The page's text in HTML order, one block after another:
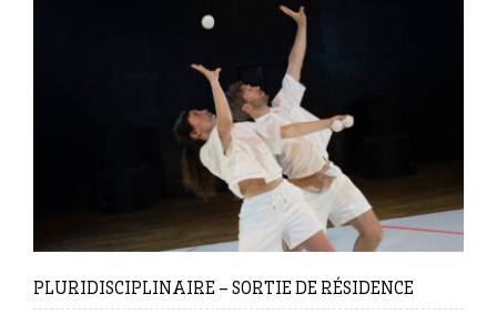
PLURIDISCIPLINAIRE – SORTIE DE RÉSIDENCE